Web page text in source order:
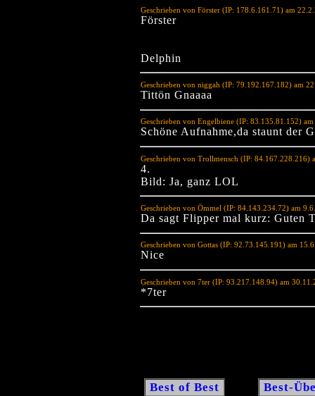
Geschrieben von Förster (IP: 178.6.161.71) am
Förster
Delphin
Geschrieben von niggah (IP: 79.192.167.182) am
Tittön Gnaaaa
Geschrieben von Engelbiene (IP: 83.135.81.152)
Schöne Aufnahme,da staunt der
Geschrieben von Trollmensch (IP: 84.167.228.216)
4.
Bild: Ja, ganz LOL
Geschrieben von Ömmel (IP: 84.143.234.72) am
Da sagt Flipper mal kurz: Guten
Geschrieben von Gottas (IP: 92.73.145.191) am
Nice
Geschrieben von 7ter (IP: 93.217.148.94) am
*7ter
Best of Best Best-